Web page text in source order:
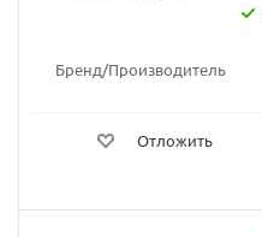
Бренд/Производитель
Отложить